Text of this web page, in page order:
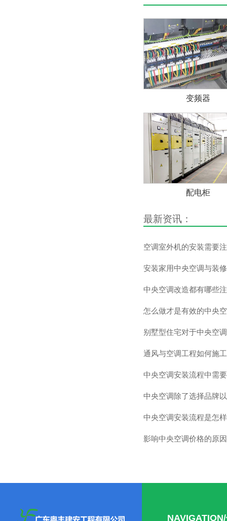
变频器
配电柜
最新资讯：
空调室外机的安装需要
安装家用中央空调与装
中央空调改造都有哪些
怎么做才是有效的中央
别墅型住宅对于中央空
通风与空调工程如何施
中央空调安装流程中需
中央空调除了选择品牌
中央空调安装流程是怎
影响中央空调价格的原